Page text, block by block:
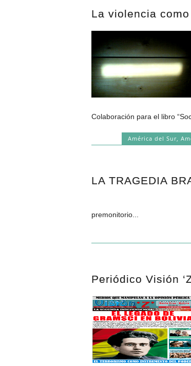
La violencia
Colaboración para el libro
América del Sur,
LA TRAGEDIA
LA TRAGEDIA
premonitorio...
Periódico Visión